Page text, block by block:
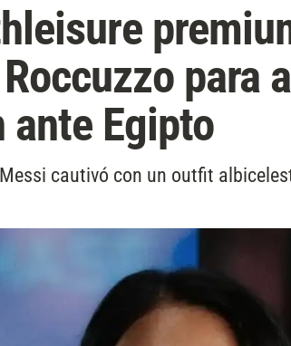
para
Egipto
cautivó con un outfit